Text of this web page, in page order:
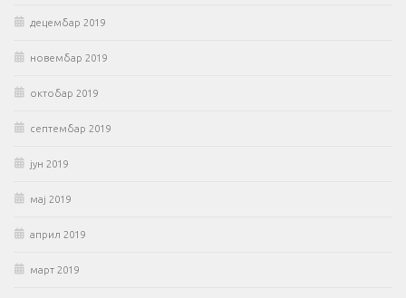
децембар 2019
новембар 2019
октобар 2019
септембар 2019
јун 2019
мај 2019
април 2019
март 2019